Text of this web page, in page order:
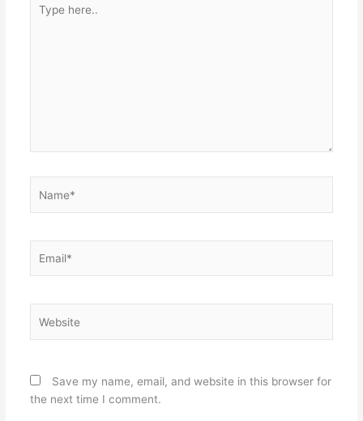
here..
Save my name, email, and website in this browser for
the next time I comment.